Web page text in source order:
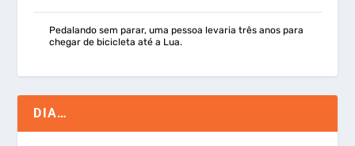
Pedalando sem parar, uma pessoa levaria três anos para
chegar de bicicleta até a Lua.
DIA…